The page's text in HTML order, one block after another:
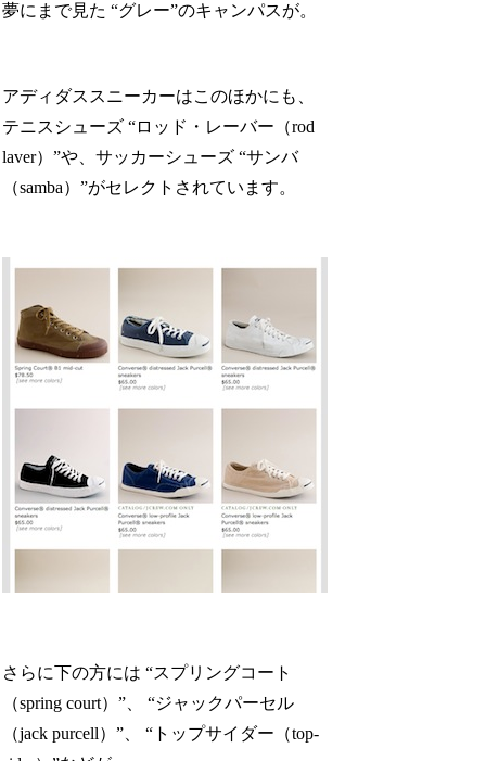
夢にまで見た “グレー”のキャンパスが。
アディダススニーカーはこのほかにも、
テニスシューズ “ロッド・レーバー（rod
laver）”や、サッカーシューズ “サンバ
（samba）”がセレクトされています。
さらに下の方には “スプリングコート
（spring court）”、 “ジャックパーセル
（jack purcell）”、 “トップサイダー（top-